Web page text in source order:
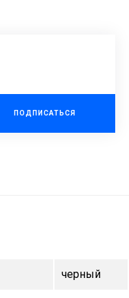
ПОДПИСАТЬСЯ
черный